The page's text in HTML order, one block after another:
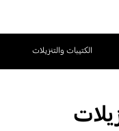
الكتيبات والتنزيلات